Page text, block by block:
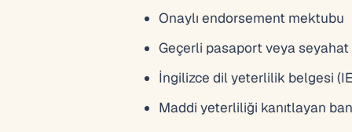
Onaylı endorsement mektubu
Geçerli pasaport veya
İngilizce dil yeterlilik belgesi
Maddi yeterliliği kanıtlayan